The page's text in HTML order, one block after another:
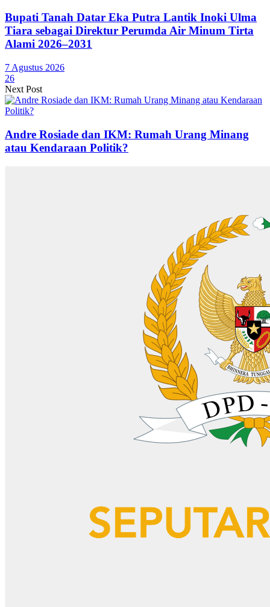
Bupati Tanah Datar Eka Putra Lantik Inoki Ulma
Tiara sebagai Direktur Perumda Air Minum Tirta
Alami 2026–2031
7 Agustus 2026
26
Next Post
Andre Rosiade dan IKM: Rumah Urang Minang
atau Kendaraan Politik?